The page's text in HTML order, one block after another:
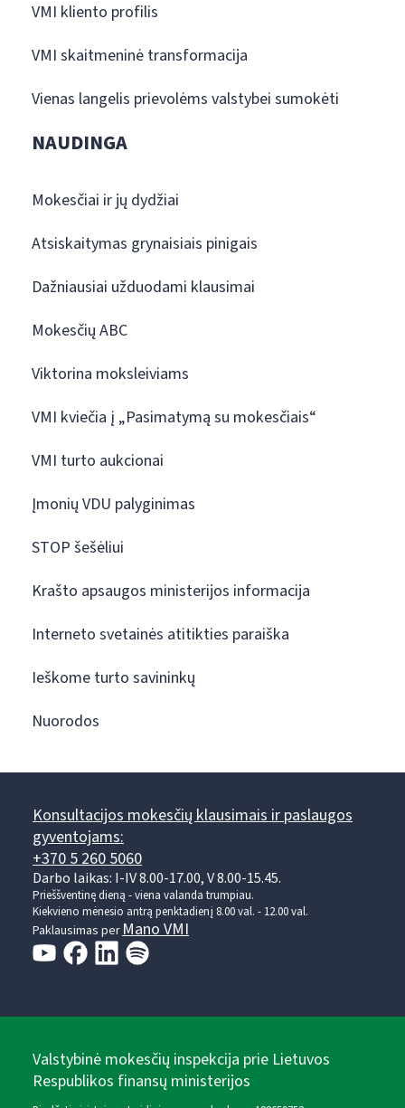
VMI kliento profilis
VMI skaitmeninė transformacija
Vienas langelis prievolėms valstybei sumokėti
NAUDINGA
Mokesčiai ir jų dydžiai
Atsiskaitymas grynaisiais pinigais
Dažniausiai užduodami klausimai
Mokesčių ABC
Viktorina moksleiviams
VMI kviečia į „Pasimatymą su mokesčiais“
VMI turto aukcionai
Įmonių VDU palyginimas
STOP šešėliui
Krašto apsaugos ministerijos informacija
Interneto svetainės atitikties paraiška
Ieškome turto savininkų
Nuorodos
Konsultacijos mokesčių klausimais ir paslaugos
gyventojams:
+370 5 260 5060
Darbo laikas: I-IV 8.00-17.00, V 8.00-15.45.
Prieššventinę dieną - viena valanda trumpiau.
Kiekvieno mėnesio antrą penktadienį 8.00 val. - 12.00 val.
Paklausimas perMano VMI
Valstybinė mokesčių inspekcija prie Lietuvos
Respublikos finansų ministerijos